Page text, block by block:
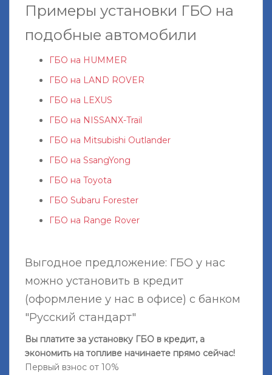
Примеры установки ГБО на
подобные автомобили
ГБО на HUMMER
ГБО на LAND ROVER
ГБО на LEXUS
ГБО на NISSANX-Trail
ГБО на Mitsubishi Outlander
ГБО на SsangYong
ГБО на Toyota
ГБО Subaru Forester
ГБО на Range Rover
Выгодное предложение: ГБО у нас
можно установить в кредит
(оформление у нас в офисе) с банком
"Русский стандарт"
Вы платите за установку ГБО в кредит, а
экономить на топливе начинаете прямо сейчас!
Первый взнос от 10%